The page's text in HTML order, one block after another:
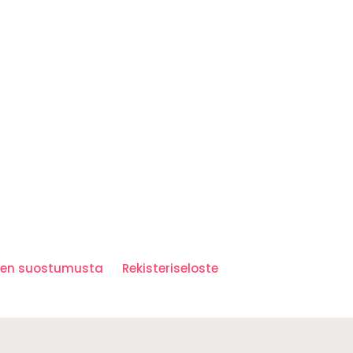
suostumusta Rekisteriseloste